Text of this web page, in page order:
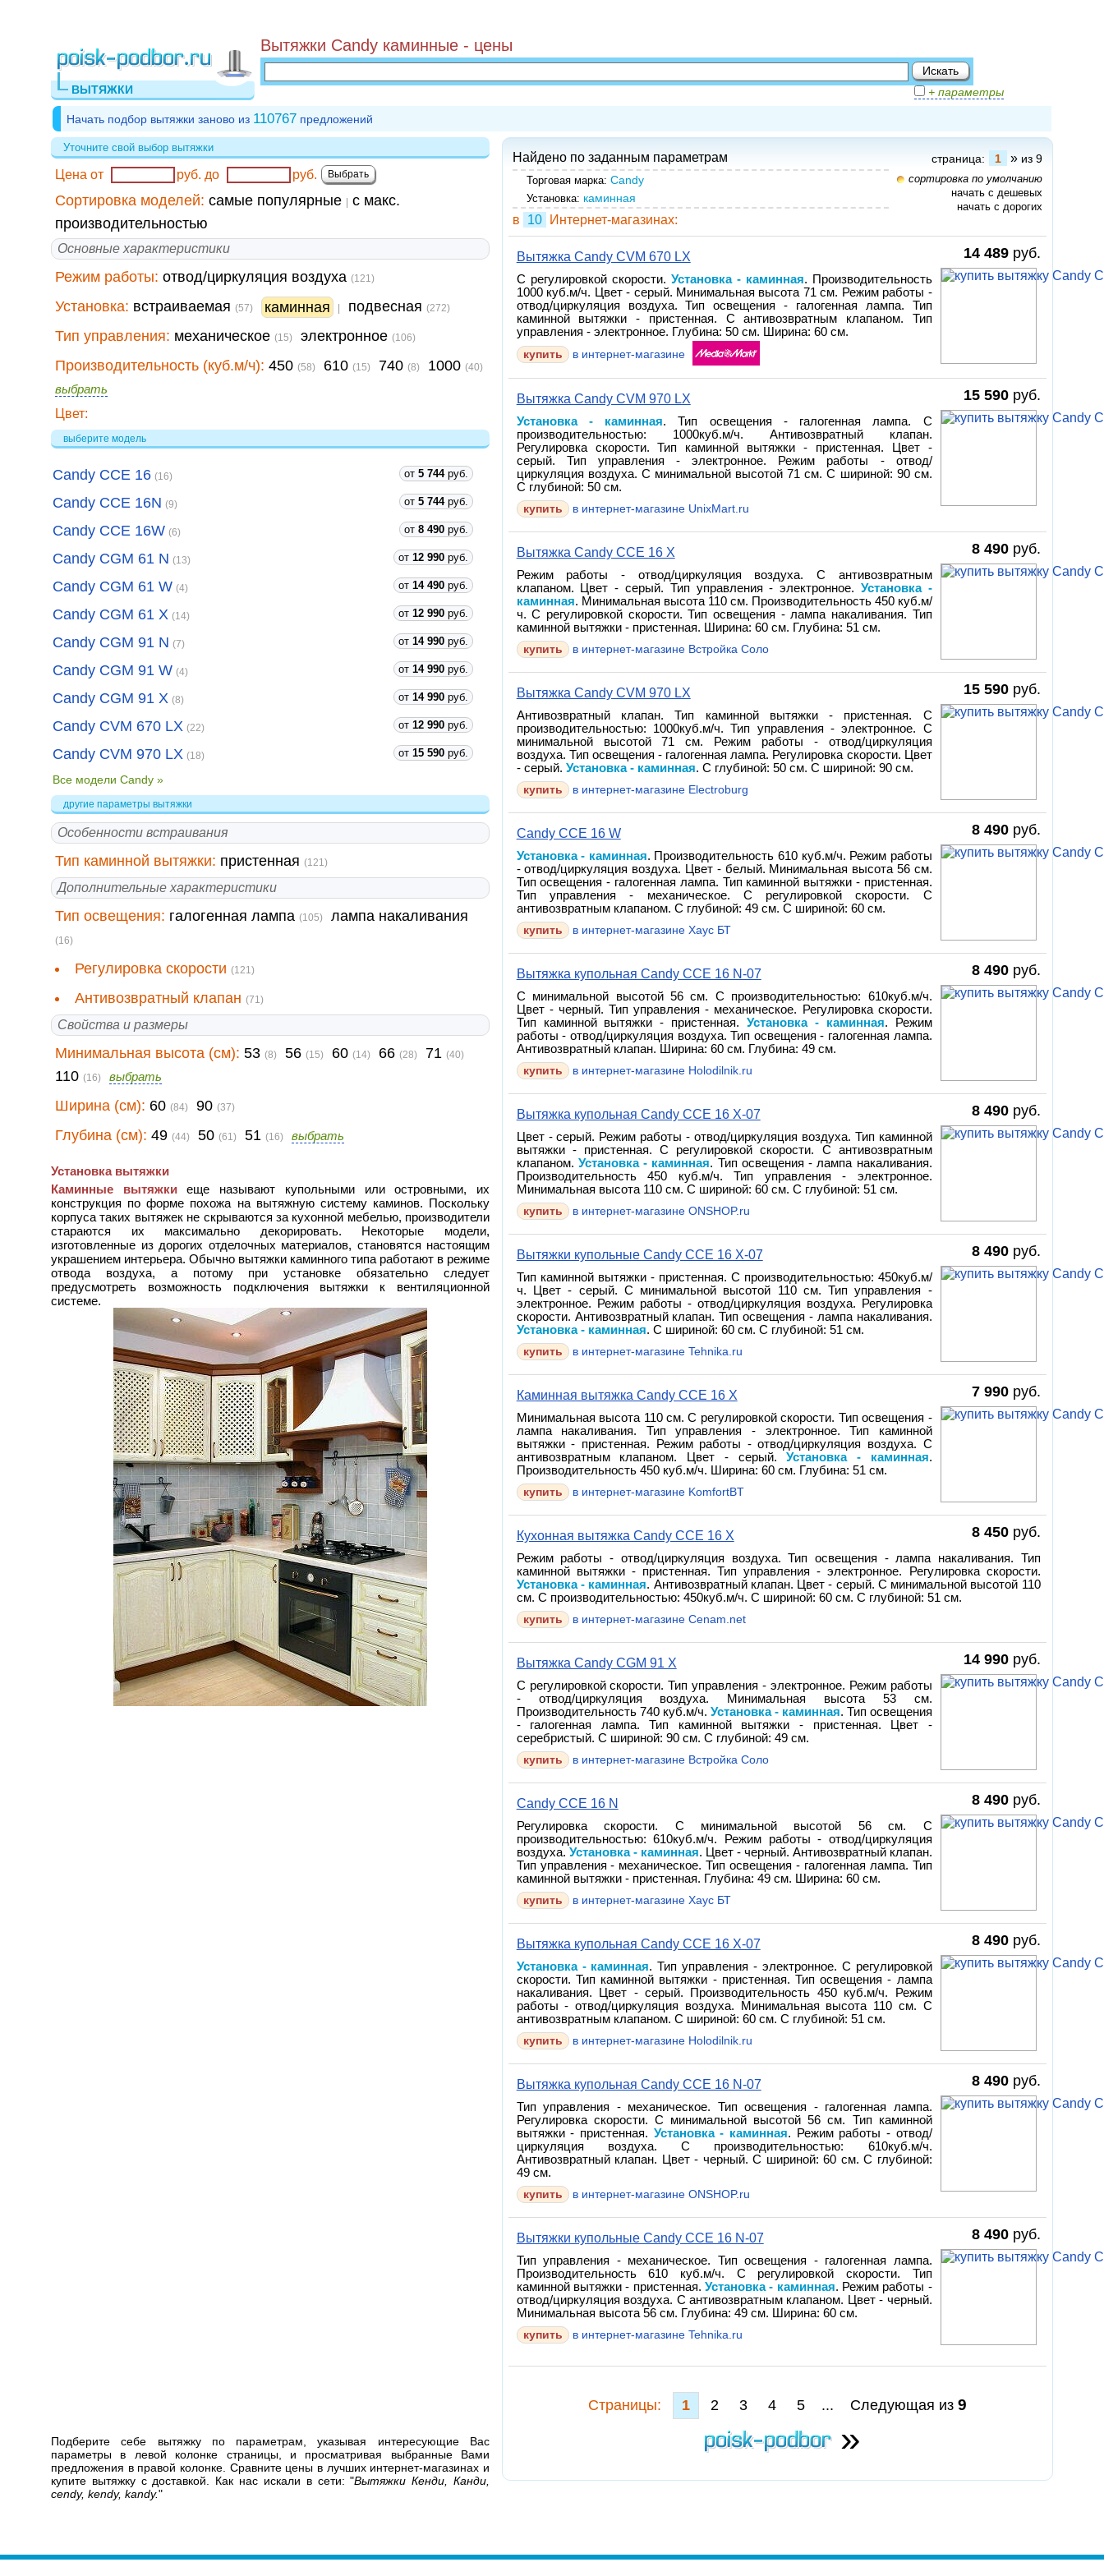
ВЫТЯЖКИ
Вытяжки Candy каминные - цены
+ параметры
Начать подбор вытяжки заново из 110767 предложений
Уточните свой выбор вытяжки
Цена от руб. до руб.
Сортировка моделей: самые популярные
с макс.
производительностью
Основные характеристики
Режим работы: отвод/циркуляция воздуха (121)
Установка: встраиваемая (57) каминная подвесная (272)
Тип управления: механическое (15) электронное (106)
Производительность (куб.м/ч): 450 (58) 610 (15) 740 (8) 1000 (40)
выбрать
Цвет:
выберите модель
Candy CCE 16 (16) от 5 744руб.
Candy CCE 16N (9) от 5 744руб.
Candy CCE 16W (6) от 8 490 руб.
Candy CGM 61 N (13) от 12 990 руб.
Candy CGM 61 W (4) от 14 490 руб.
Candy CGM 61 X (14) от 12 990 руб.
Candy CGM 91 N (7) от 14 990 руб.
Candy CGM 91 W (4) от 14 990 руб.
Candy CGM 91 X (8) от 14 990 руб.
Candy CVM 670 LX (22) от 12 990 руб.
Candy CVM 970 LX (18) от 15 590 руб.
Все модели Candy »
другие параметры вытяжки
Особенности встраивания
Тип каминной вытяжки: пристенная (121)
Дополнительные характеристики
Тип освещения: галогенная лампа (105) лампа накаливания
(16)
Регулировка скорости (121)
Антивозвратный клапан (71)
Свойства и размеры
Минимальная высота (см): 53 (8) 56 (15) 60 (14) 66 (28) 71 (40)
110 (16) выбрать
Ширина (см): 60 (84) 90 (37)
Глубина (см): 49 (44) 50 (61) 51 (16) выбрать
Установка вытяжки
Каминные вытяжкиеще называют купольными или островными, их
конструкция по форме похожа на вытяжную систему каминов. Поскольку
корпуса таких вытяжек не скрываются за кухонной мебелью, производители
стараются их максимально декорировать. Некоторые модели,
изготовленные из дорогих отделочных материалов, становятся настоящим
украшением интерьера. Обычно вытяжки каминного типа работают в режиме
отвода воздуха, а потому при установке обязательно следует
предусмотреть возможность подключения вытяжки к вентиляционной
системе.
страница: 1 » из 9
сортировка по умолчанию
начать с дешевых
начать с дорогих
Найдено по заданным параметрам
Торговая марка: Candy
Установка: каминная
в 10 Интернет-магазинах:
14 489руб.
Вытяжка Candy CVM 670 LX
С регулировкой скорости. Установка - каминная. Производительность
1000 куб.м/ч. Цвет - серый. Минимальная высота 71 см. Режим работы -
отвод/циркуляция воздуха. Тип освещения - галогенная лампа. Тип
каминной вытяжки - пристенная. С антивозвратным клапаном. Тип
управления - электронное. Глубина: 50 см. Ширина: 60 см.
купить в интернет-магазине
15 590руб.
Вытяжка Candy CVM 970 LX
Установка - каминная. Тип освещения - галогенная лампа. С
производительностью: 1000куб.м/ч. Антивозвратный клапан.
Регулировка скорости. Тип каминной вытяжки - пристенная. Цвет -
серый. Тип управления - электронное. Режим работы - отвод/
циркуляция воздуха. С минимальной высотой 71 см. С шириной: 90 см.
С глубиной: 50 см.
купить в интернет-магазине UnixMart.ru
8 490руб.
Вытяжка Candy CCE 16 X
Режим работы - отвод/циркуляция воздуха. С антивозвратным
клапаном. Цвет - серый. Тип управления - электронное. Установка -
каминная. Минимальная высота 110 см. Производительность 450 куб.м/
ч. С регулировкой скорости. Тип освещения - лампа накаливания. Тип
каминной вытяжки - пристенная. Ширина: 60 см. Глубина: 51 см.
купить в интернет-магазине Встройка Соло
15 590руб.
Вытяжка Candy CVM 970 LX
Антивозвратный клапан. Тип каминной вытяжки - пристенная. С
производительностью: 1000куб.м/ч. Тип управления - электронное. С
минимальной высотой 71 см. Режим работы - отвод/циркуляция
воздуха. Тип освещения - галогенная лампа. Регулировка скорости. Цвет
- серый. Установка - каминная. С глубиной: 50 см. С шириной: 90 см.
в интернет-магазине Electroburg
8 490руб.
Candy CCE 16 W
Установка - каминная. Производительность 610 куб.м/ч. Режим работы
- отвод/циркуляция воздуха. Цвет - белый. Минимальная высота 56 см.
Тип освещения - галогенная лампа. Тип каминной вытяжки - пристенная.
Тип управления - механическое. С регулировкой скорости. С
антивозвратным клапаном. С глубиной: 49 см. С шириной: 60 см.
в интернет-магазине Хаус БТ
8 490руб.
Вытяжка купольная Candy CCE 16 N-07
С минимальной высотой 56 см. С производительностью: 610куб.м/ч.
Цвет - черный. Тип управления - механическое. Регулировка скорости.
Тип каминной вытяжки - пристенная.Установка - каминная. Режим
работы - отвод/циркуляция воздуха. Тип освещения - галогенная лампа.
Антивозвратный клапан. Ширина: 60 см. Глубина: 49 см.
в интернет-магазине Holodilnik.ru
8 490руб.
Вытяжка купольная Candy CCE 16 X-07
Цвет - серый. Режим работы - отвод/циркуляция воздуха. Тип каминной
вытяжки - пристенная. С регулировкой скорости. С антивозвратным
клапаном. Установка - каминная. Тип освещения - лампа накаливания.
Производительность 450 куб.м/ч. Тип управления - электронное.
Минимальная высота 110 см. С шириной: 60 см. С глубиной: 51 см.
в интернет-магазине ONSHOP.ru
8 490руб.
Вытяжки купольные Candy CCE 16 X-07
Тип каминной вытяжки - пристенная. С производительностью: 450куб.м/
ч. Цвет - серый. С минимальной высотой 110 см. Тип управления -
электронное. Режим работы - отвод/циркуляция воздуха. Регулировка
скорости. Антивозвратный клапан. Тип освещения - лампа накаливания.
Установка - каминная. С шириной: 60 см. С глубиной: 51 см.
в интернет-магазине Tehnika.ru
7 990руб.
Каминная вытяжка Candy CCE 16 X
Минимальная высота 110 см. С регулировкой скорости. Тип освещения -
лампа накаливания. Тип управления - электронное. Тип каминной
вытяжки - пристенная. Режим работы - отвод/циркуляция воздуха. С
антивозвратным клапаном. Цвет - серый.Установка - каминная.
Производительность 450 куб.м/ч. Ширина: 60 см. Глубина: 51 см.
в интернет-магазине KomfortBT
8 450руб.
Кухонная вытяжка Candy CCE 16 X
Режим работы - отвод/циркуляция воздуха. Тип освещения - лампа накаливания. Тип
каминной вытяжки - пристенная. Тип управления - электронное. Регулировка скорости.
Установка - каминная. Антивозвратный клапан. Цвет - серый. С минимальной высотой 110
см. С производительностью: 450куб.м/ч. С шириной: 60 см. С глубиной: 51 см.
в интернет-магазине Cenam.net
14 990руб.
Вытяжка Candy CGM 91 X
С регулировкой скорости. Тип управления - электронное. Режим работы
- отвод/циркуляция воздуха. Минимальная высота 53 см.
Производительность 740 куб.м/ч. Установка - каминная. Тип освещения
- галогенная лампа. Тип каминной вытяжки - пристенная. Цвет -
серебристый. С шириной: 90 см. С глубиной: 49 см.
в интернет-магазине Встройка Соло
8 490руб.
Candy CCE 16 N
Регулировка скорости. С минимальной высотой 56 см. С
производительностью: 610куб.м/ч. Режим работы - отвод/циркуляция
воздуха. Установка - каминная. Цвет - черный. Антивозвратный клапан.
Тип управления - механическое. Тип освещения - галогенная лампа. Тип
каминной вытяжки - пристенная. Глубина: 49 см. Ширина: 60 см.
в интернет-магазине Хаус БТ
8 490руб.
Вытяжка купольная Candy CCE 16 X-07
Установка - каминная. Тип управления - электронное. С регулировкой
скорости. Тип каминной вытяжки - пристенная. Тип освещения - лампа
накаливания. Цвет - серый. Производительность 450 куб.м/ч. Режим
работы - отвод/циркуляция воздуха. Минимальная высота 110 см. С
антивозвратным клапаном. С шириной: 60 см. С глубиной: 51 см.
в интернет-магазине Holodilnik.ru
8 490руб.
Вытяжка купольная Candy CCE 16 N-07
Тип управления - механическое. Тип освещения - галогенная лампа.
Регулировка скорости. С минимальной высотой 56 см. Тип каминной
вытяжки - пристенная. Установка - каминная. Режим работы - отвод/
циркуляция воздуха. С производительностью: 610куб.м/ч.
Антивозвратный клапан. Цвет - черный. С шириной: 60 см. С глубиной:
49 см.
в интернет-магазине ONSHOP.ru
8 490руб.
Вытяжки купольные Candy CCE 16 N-07
Тип управления - механическое. Тип освещения - галогенная лампа.
Производительность 610 куб.м/ч. С регулировкой скорости. Тип
каминной вытяжки - пристенная.Установка - каминная. Режим работы -
отвод/циркуляция воздуха. С антивозвратным клапаном. Цвет - черный.
Минимальная высота 56 см. Глубина: 49 см. Ширина: 60 см.
в интернет-магазине Tehnika.ru
Cтраницы: 1 2 3 4 5 ... Следующая из 9
»
Подберите себе вытяжку по параметрам, указывая интересующие Вас
параметры в левой колонке страницы, и просматривая выбранные Вами
предложения в правой колонке. Сравните цены в лучших интернет-магазинах и
купите вытяжку с доставкой. Как нас искали в сети: "Вытяжки Кенди, Канди,
cendy, kendy, kandy."